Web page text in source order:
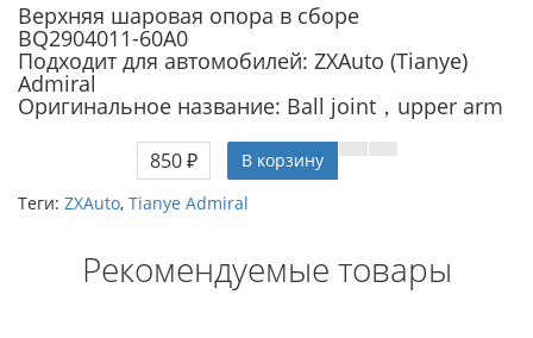
Верхняя шаровая опора в сборе
BQ2904011-60A0
Подходит для автомобилей: ZXAuto (Tianye)
Admiral
Оригинальное название: Ball joint，upper arm
850 ₽
В корзину
Теги: ZXAuto, Tianye Admiral
Рекомендуемые товары